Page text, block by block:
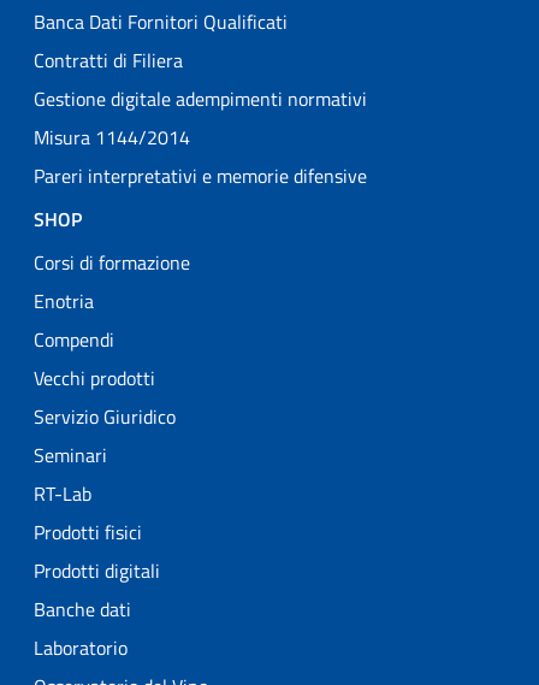
Banca Dati Fornitori Qualificati
Contratti di Filiera
Gestione digitale adempimenti normativi
Misura 1144/2014
Pareri interpretativi e memorie difensive
SHOP
Corsi di formazione
Enotria
Compendi
Vecchi prodotti
Servizio Giuridico
Seminari
RT-Lab
Prodotti fisici
Prodotti digitali
Banche dati
Laboratorio